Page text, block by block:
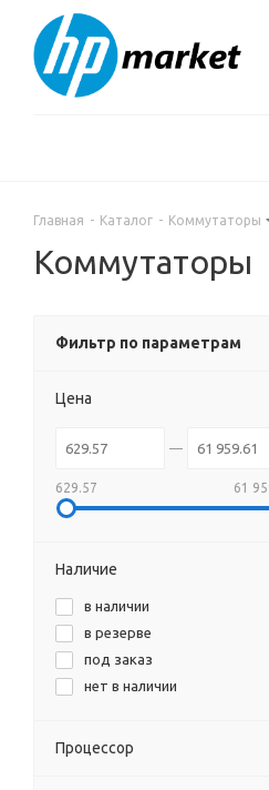
Главная - Каталог - Коммутаторы
Коммутаторы
Фильтр по параметрам
Цена
629.57 61
Наличие
в наличии
в резерве
под заказ
нет в наличии
Процессор